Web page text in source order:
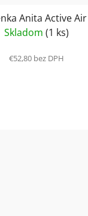
Anita Active
Skladom (1 ks)
€52,80 bez DPH